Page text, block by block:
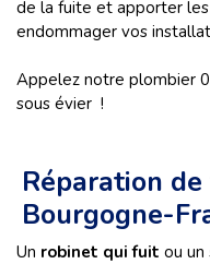
de la fuite et apporter les
endommager vos
Appelez notre plombier
sous évier !
Réparation
Bourgogne-
Un robinet qui fuit ou un